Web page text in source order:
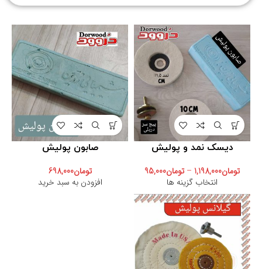
دیسک نمد و پولیش
تومان1,198,000
– تومان95,000
انتخاب گزینه ها
صابون پولیش
تومان698,000
افزودن به سبد خرید